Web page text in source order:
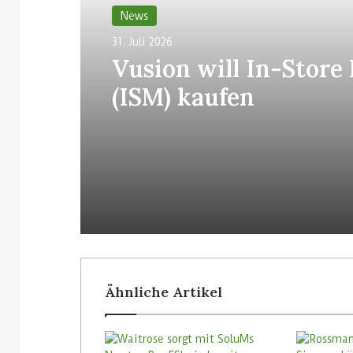
News
31. Juli 2026
Vusion will In-Store
(ISM) kaufen
Ähnliche Artikel